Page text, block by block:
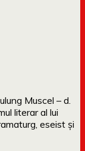
Muscel – d.
literar al lui
eseist și